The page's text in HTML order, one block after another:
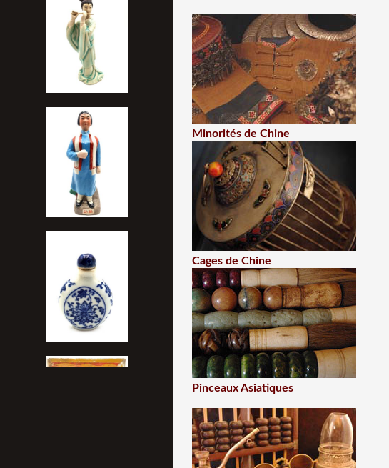
Minorités de Chine
Cages de Chine
Pinceaux Asiatiques